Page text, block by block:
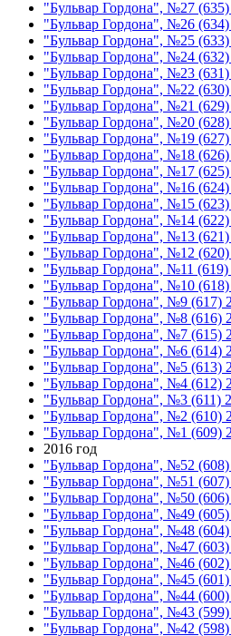
"Бульвар Гордона", №27
"Бульвар Гордона", №26
"Бульвар Гордона", №25
"Бульвар Гордона", №24
"Бульвар Гордона", №23
"Бульвар Гордона", №22
"Бульвар Гордона", №21
"Бульвар Гордона", №20
"Бульвар Гордона", №19
"Бульвар Гордона", №18
"Бульвар Гордона", №17 (625)
"Бульвар Гордона", №16 (624)
"Бульвар Гордона", №15 (623)
"Бульвар Гордона", №14 (622)
"Бульвар Гордона", №13
"Бульвар Гордона", №12
"Бульвар Гордона", №11 (619)
"Бульвар Гордона", №10
"Бульвар Гордона", №9 (617)
"Бульвар Гордона", №8 (616)
"Бульвар Гордона", №7 (615)
"Бульвар Гордона", №6 (614)
"Бульвар Гордона", №5 (613)
"Бульвар Гордона", №4 (612)
"Бульвар Гордона", №3 (611)
"Бульвар Гордона", №2 (610)
"Бульвар Гордона", №1 (609)
2016 год
"Бульвар Гордона", №52 (608)
"Бульвар Гордона", №51 (607)
"Бульвар Гордона", №50 (606)
"Бульвар Гордона", №49 (605)
"Бульвар Гордона", №48 (604)
"Бульвар Гордона", №47 (603)
"Бульвар Гордона", №46 (602)
"Бульвар Гордона", №45 (601)
"Бульвар Гордона", №44 (600)
"Бульвар Гордона", №43 (599)
"Бульвар Гордона", №42 (598)